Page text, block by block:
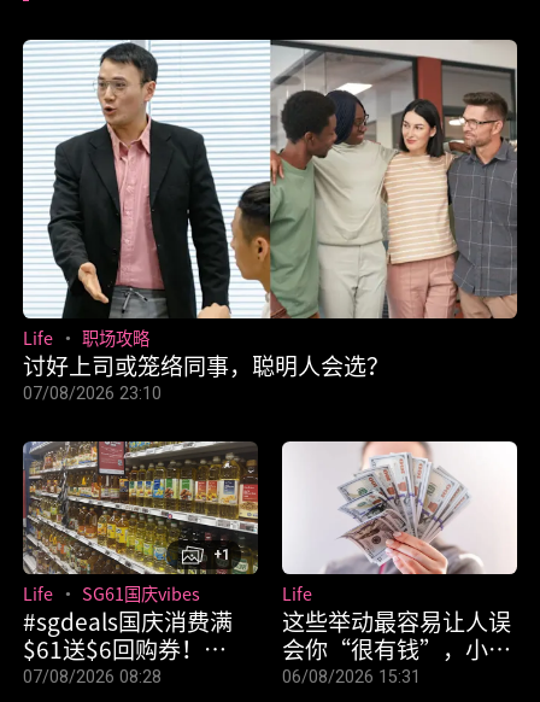
讨好上司或笼络同事，聪明人会选？
Life 职场攻略
07/08/2026 23:10
#sgdeals国庆消费满
$61送$6回购券！
FairPrice 11天优惠帮
Life SG61国庆vibes
07/08/2026 08:28
+1
这些举动最容易让人误
会你“很有钱”，小心
惹麻烦上身！
Life
06/08/2026 15:31